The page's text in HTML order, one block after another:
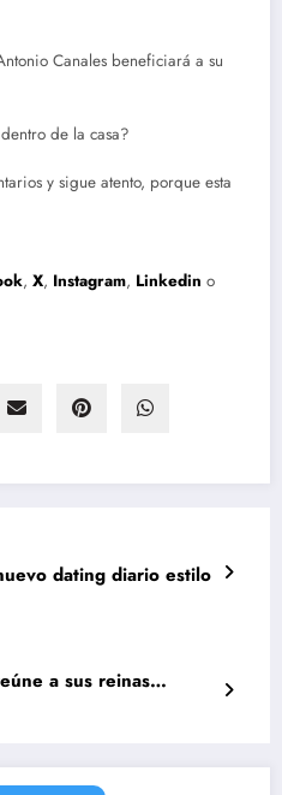
Canales beneficiará a su
de la casa?
y sigue atento, porque esta
, X, Instagram, Linkedin o
dating diario estilo
a sus reinas…